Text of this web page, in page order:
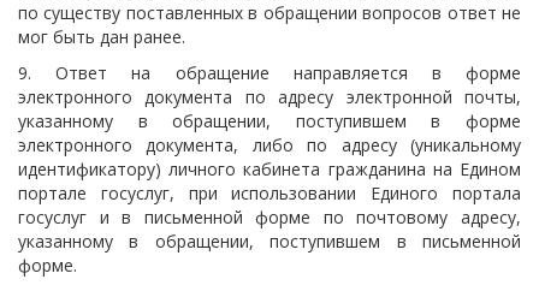
по существу поставленных в обращении вопросов ответ не
мог быть дан ранее.
9. Ответ на обращение направляется в форме
электронного документа по адресу электронной почты,
указанному в обращении, поступившем в форме
электронного документа, либо по адресу (уникальному
идентификатору) личного кабинета гражданина на Едином
портале госуслуг, при использовании Единого портала
госуслуг и в письменной форме по почтовому адресу,
указанному в обращении, поступившем в письменной
форме.